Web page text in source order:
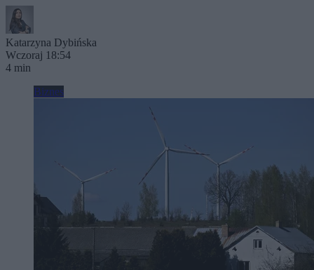
Katarzyna Dybińska
Wczoraj 18:54
4 min
Biznes